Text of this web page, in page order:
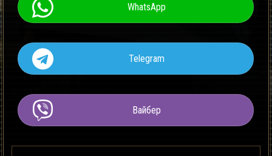
WhatsApp
Telegram
Вайбер